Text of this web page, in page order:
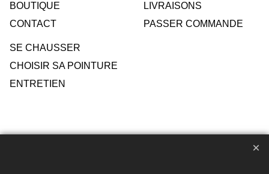
BOUTIQUE
CONTACT
LIVRAISONS
PASSER COMMANDE
SE CHAUSSER
CHOISIR SA POINTURE
ENTRETIEN
Toute reproduction de textes, photos ou autres éléments des